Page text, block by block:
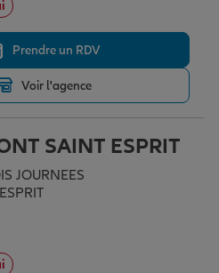
de la vie
Prendre un RDV
Voir l'agence
SAINT ESPRIT
JOURNEES